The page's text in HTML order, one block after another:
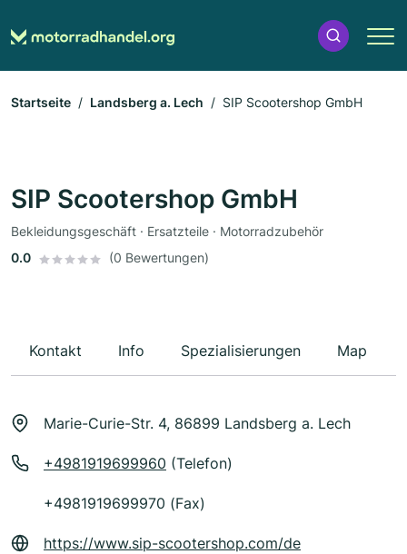
Startseite Landsberg a. Lech SIP Scootershop GmbH
SIP Scootershop GmbH
Bekleidungsgeschäft · Ersatzteile · Motorradzubehör
0.0
(0 Bewertungen)
Kontakt Info Spezialisierungen Map
Marie-Curie-Str. 4, 86899 Landsberg a. Lech
+4981919699960 (Telefon)
+4981919699970 (Fax)
https://www.sip-scootershop.com/de